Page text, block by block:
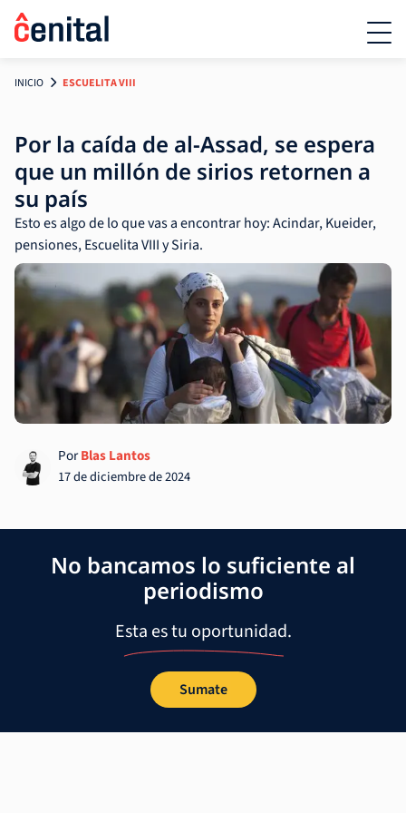
INICIO ESCUELITA VIII
Por la caída de al-Assad, se espera
que un millón de sirios retornen a
su país
Esto es algo de lo que vas a encontrar hoy: Acindar, Kueider,
pensiones, Escuelita VIII y Siria.
PorBlas Lantos
17 de diciembre de 2024
No bancamos lo suficiente al
periodismo
Esta es tu oportunidad.
Sumate